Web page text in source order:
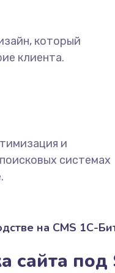
который
клиента.
и
системах
на CMS 1С-
сайта под